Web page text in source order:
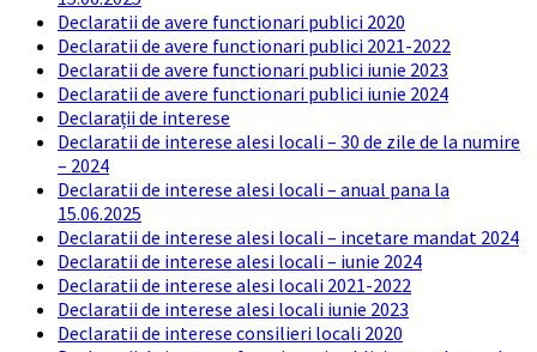
Declaratii de avere functionari publici 2020
Declaratii de avere functionari publici 2021-2022
Declaratii de avere functionari publici iunie 2023
Declaratii de avere functionari publici iunie 2024
Declarații de interese
Declaratii de interese alesi locali – 30 de zile de la numire
– 2024
Declaratii de interese alesi locali – anual pana la
15.06.2025
Declaratii de interese alesi locali – incetare mandat 2024
Declaratii de interese alesi locali – iunie 2024
Declaratii de interese alesi locali 2021-2022
Declaratii de interese alesi locali iunie 2023
Declaratii de interese consilieri locali 2020